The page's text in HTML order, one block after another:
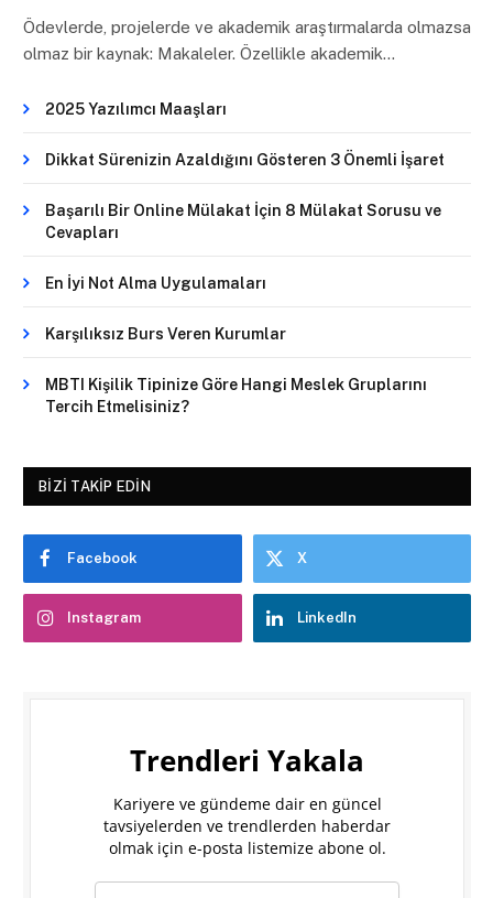
Ödevlerde, projelerde ve akademik araştırmalarda olmazsa
olmaz bir kaynak: Makaleler. Özellikle akademik…
2025 Yazılımcı Maaşları
Dikkat Sürenizin Azaldığını Gösteren 3 Önemli İşaret
Başarılı Bir Online Mülakat İçin 8 Mülakat Sorusu ve
Cevapları
En İyi Not Alma Uygulamaları
Karşılıksız Burs Veren Kurumlar
MBTI Kişilik Tipinize Göre Hangi Meslek Gruplarını
Tercih Etmelisiniz?
BIZI TAKIP EDIN
Facebook X
Instagram LinkedIn
Trendleri Yakala
Kariyere ve gündeme dair en güncel
tavsiyelerden ve trendlerden haberdar
olmak için e-posta listemize abone ol.